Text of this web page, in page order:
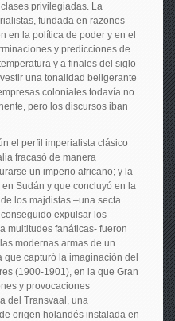
privilegiadas. La
fundada en razones
en la política de poder y en el
y predicciones de
y a finales del siglo
una tonalidad beligerante
coloniales todavía no
pero los discursos iban
el perfil imperialista clásico
fracasó de manera
un imperio africano; y la
Sudán y que concluyó en la
los majdistas –una secta
expulsar los
multitudes fanáticas- fueron
modernas armas de un
capturó la imaginación del
(1900-1901), en la que Gran
y provocaciones
del Transvaal, una
origen holandés instalada en